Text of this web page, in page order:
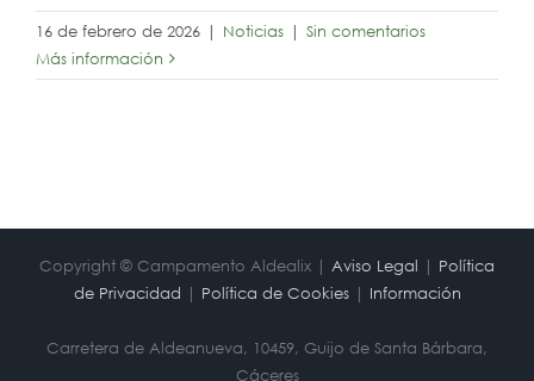
16 de febrero de 2026 | Noticias | Sin comentarios
Más información
Copyright © Campamento Aldealix | Aviso Legal | Política
de Privacidad | Política de Cookies| Información
Carretera de Aldeanueva, 10459, Guijo de Santa Bárbara,
Cáceres